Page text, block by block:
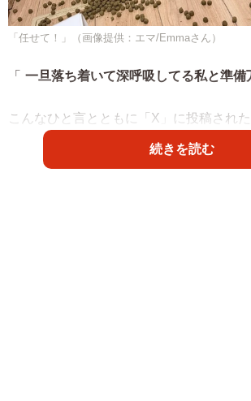
「任せて！」（画像提供：エマ/Emmaさん）
「 一旦落ち着いて深呼吸してる私と準備
こんなひと言とともに「X」に投稿され
るドッグフードとそれを物陰からひょこ
せて眺めるワンコの写真です。くるん、
続きを読む